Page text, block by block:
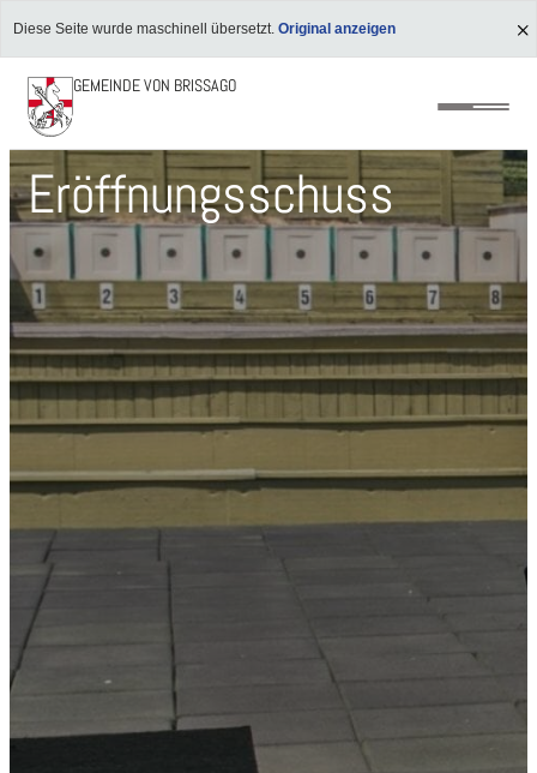
Diese Seite wurde maschinell übersetzt. Original anzeigen
GEMEINDE VON BRISSAGO
Eröffnungsschuss